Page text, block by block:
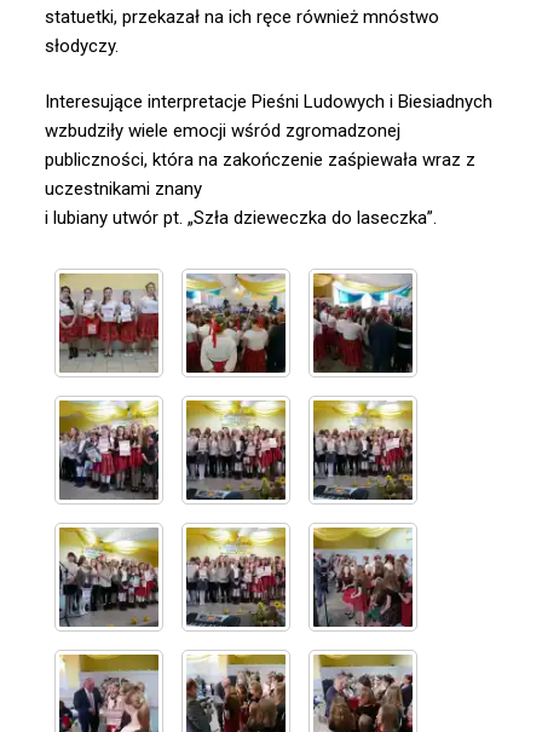
statuetki, przekazał na ich ręce również mnóstwo
słodyczy.
Interesujące interpretacje Pieśni Ludowych i Biesiadnych
wzbudziły wiele emocji wśród zgromadzonej
publiczności, która na zakończenie zaśpiewała wraz z
uczestnikami znany
i lubiany utwór pt. „Szła dzieweczka do laseczka”.